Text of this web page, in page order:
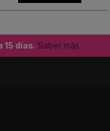
15 días. Saber más